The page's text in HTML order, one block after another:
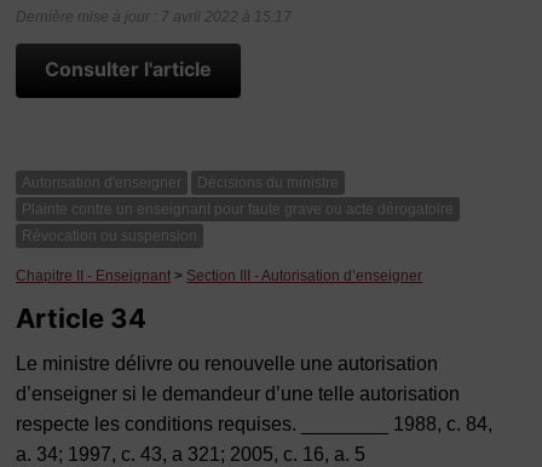
Dernière mise à jour : 7 avril 2022 à 15:17
Consulter l'article
Autorisation d'enseigner
Décisions du ministre
Plainte contre un enseignant pour faute grave ou acte dérogatoire
Révocation ou suspension
Chapitre II - Enseignant > Section III - Autorisation d’enseigner
Article 34
Le ministre délivre ou renouvelle une autorisation
d’enseigner si le demandeur d’une telle autorisation
respecte les conditions requises. ________ 1988, c. 84,
a. 34; 1997, c. 43, a 321; 2005, c. 16, a. 5